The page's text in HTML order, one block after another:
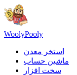
WoolyPooly
استخر معدن
ماشین حساب
سخت افزار